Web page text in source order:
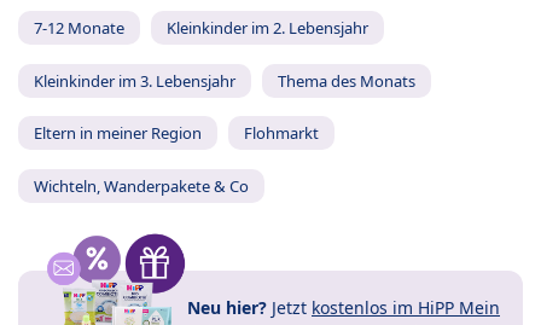
7-12 Monate Kleinkinder im 2. Lebensjahr
Kleinkinder im 3. Lebensjahr Thema des Monats
Eltern in meiner Region Flohmarkt
Wichteln, Wanderpakete & Co
Neu hier? Jetzt kostenlos im HiPP Mein